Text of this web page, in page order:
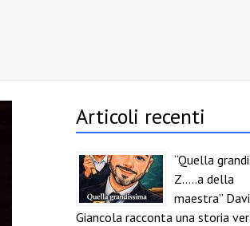
Articoli recenti
“Quella
Z…..a della
maestra”
Giancola racconta una storia